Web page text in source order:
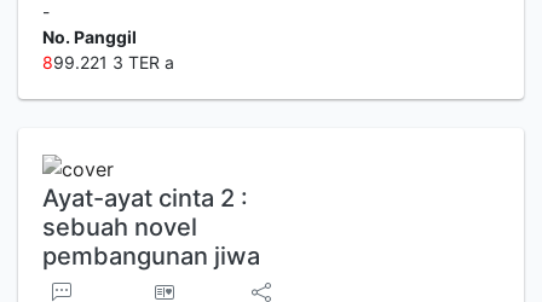
-
No. Panggil
899.221 3 TER a
Ayat-ayat cinta 2 :
sebuah novel
pembangunan jiwa